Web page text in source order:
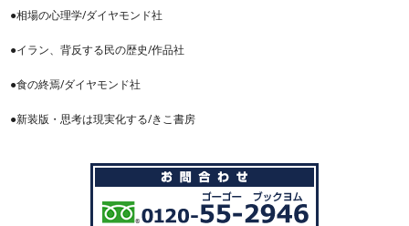
●相場の心理学/ダイヤモンド社
●イラン、背反する民の歴史/作品社
●食の終焉/ダイヤモンド社
●新装版・思考は現実化する/きこ書房